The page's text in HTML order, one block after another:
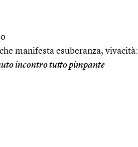
manifesta esuberanza, vivacità:
incontro tutto pimpante